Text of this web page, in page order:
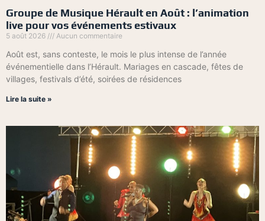
Groupe de Musique Hérault en Août : l’animation
live pour vos événements estivaux
5 août 2026 Aucun commentaire
Août est, sans conteste, le mois le plus intense de l’année
événementielle dans l’Hérault. Mariages en cascade, fêtes de
villages, festivals d’été, soirées de résidences
Lire la suite »